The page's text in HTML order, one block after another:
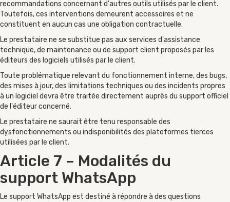
recommandations concernant d'autres outils utilisés par le client.
Toutefois, ces interventions demeurent accessoires et ne
constituent en aucun cas une obligation contractuelle.
Le prestataire ne se substitue pas aux services d'assistance
technique, de maintenance ou de support client proposés par les
éditeurs des logiciels utilisés par le client.
Toute problématique relevant du fonctionnement interne, des bugs,
des mises à jour, des limitations techniques ou des incidents propres
à un logiciel devra être traitée directement auprès du support officiel
de l'éditeur concerné.
Le prestataire ne saurait être tenu responsable des
dysfonctionnements ou indisponibilités des plateformes tierces
utilisées par le client.
Article 7 – Modalités du
support WhatsApp
Le support WhatsApp est destiné à répondre à des questions